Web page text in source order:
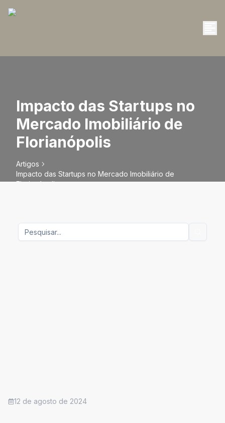
Impacto das Startups no
Mercado Imobiliário de
Florianópolis
Artigos
Impacto das Startups no Mercado Imobiliário de
Florianópolis
12 de agosto de 2024